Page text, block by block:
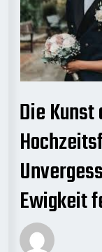
Die Kunst
Ewigkeit